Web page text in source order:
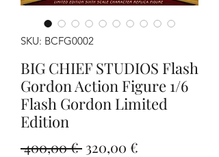
SKU: BCFG0002
BIG CHIEF STUDIOS Flash
Gordon Action Figure 1/6
Flash Gordon Limited
Edition
400,00 € Prezzo
320,00 €